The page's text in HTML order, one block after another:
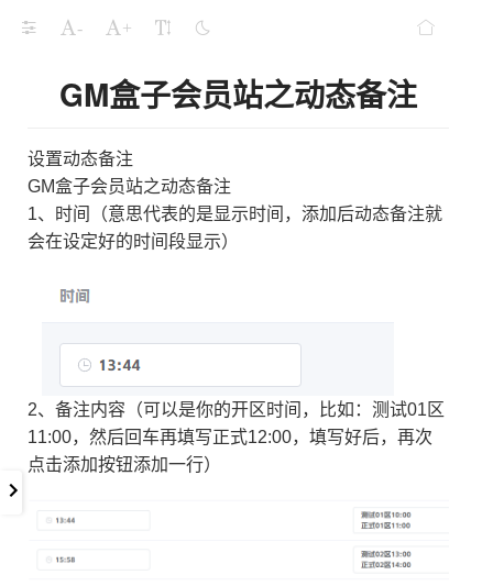
- +
GM盒子会员站之动态备注
设置动态备注
GM盒子会员站之动态备注
1、时间（意思代表的是显示时间，添加后动态备注就
会在设定好的时间段显示）
2、备注内容（可以是你的开区时间，比如：测试01区
11:00，然后回车再填写正式12:00，填写好后，再次
点击添加按钮添加一行）